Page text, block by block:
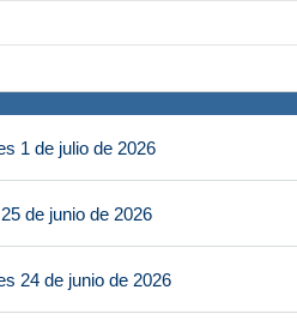
1 de julio de 2026
de junio de 2026
24 de junio de 2026